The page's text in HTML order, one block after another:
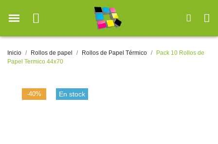
Inicio Rollos de papel Rollos de Papel Térmico
Pack 10 Rollos de
Papel Termico 44x70
-40% En stock